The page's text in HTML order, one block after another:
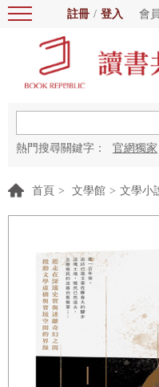
註冊 / 登入 會
熱門搜尋關鍵字： 官網獨家
首頁 > 文學館 > 文學小